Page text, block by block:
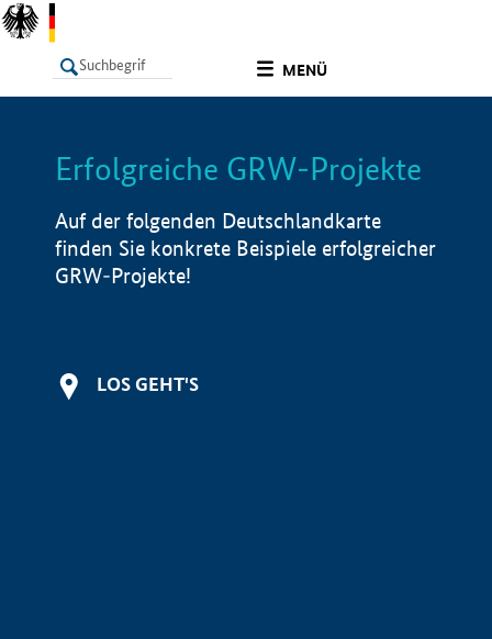
MENÜ
LISTE Info
Erfolgreiche GRW-Projekte
Auf der folgenden Deutschlandkarte
finden Sie konkrete Beispiele erfolgreicher
GRW-Projekte!
LOS GEHT'S